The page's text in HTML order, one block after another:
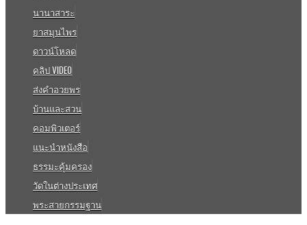
นานาสาระ
ยาสมุนไพร
ดาวน์โหลด
คลิป VIDEO
ส่งคำอวยพร
บ้านและสวน
คอมพิวเตอร์
แนะนำหนังสือ
ธรรมะคุ้มครอง
วัดในต่างประเทศ
พระสายกรรมฐาน